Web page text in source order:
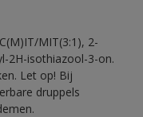
MIT(3:1), 2-
2H-isothiazool-3-on.
Let op! Bij
druppels